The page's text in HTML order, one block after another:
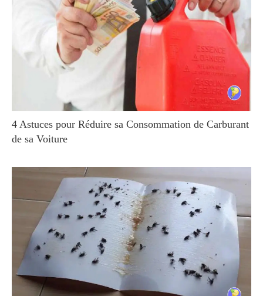
4 Astuces pour Réduire sa Consommation de Carburant
de sa Voiture